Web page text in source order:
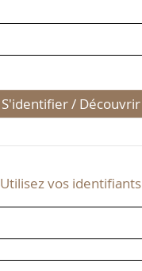
S'identifier / Découvrir
Utilisez vos identifiants